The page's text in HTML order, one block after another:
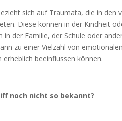
sich auf Traumata, die in den
Diese können in der Kindheit
in der Familie, der Schule oder
zu einer Vielzahl von
erheblich beeinflussen können.
noch nicht so bekannt?